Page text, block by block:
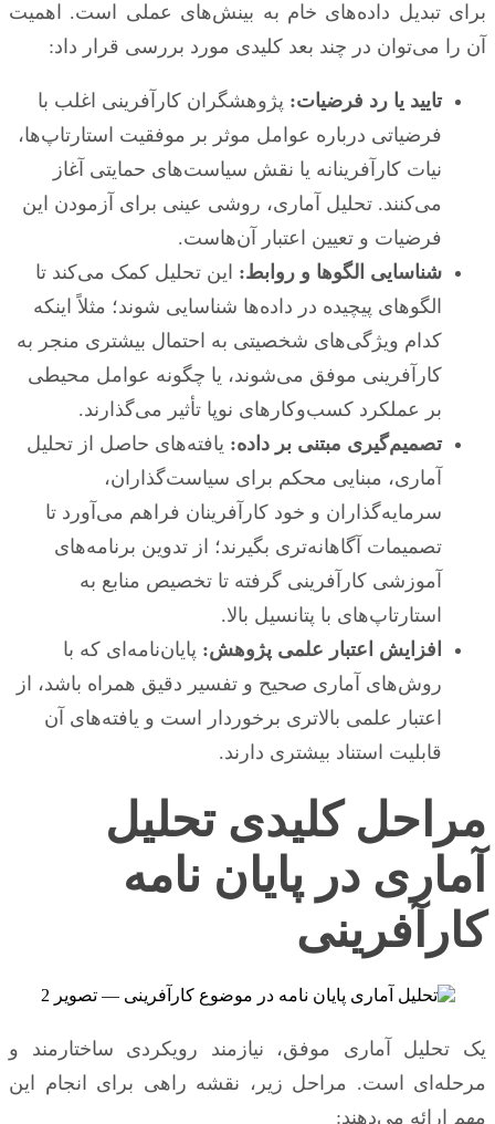
برای تبدیل داده‌های خام به بینش‌های عملی است. اهمیت
آن را می‌توان در چند بعد کلیدی مورد بررسی قرار داد:
تایید یا رد فرضیات: پژوهشگران کارآفرینی اغلب با
فرضیاتی درباره عوامل موثر بر موفقیت استارتاپ‌ها،
نیات کارآفرینانه یا نقش سیاست‌های حمایتی آغاز
می‌کنند. تحلیل آماری، روشی عینی برای آزمودن این
فرضیات و تعیین اعتبار آن‌هاست.
شناسایی الگوها و روابط: این تحلیل کمک می‌کند تا
الگوهای پیچیده در داده‌ها شناسایی شوند؛ مثلاً اینکه
کدام ویژگی‌های شخصیتی به احتمال بیشتری منجر به
کارآفرینی موفق می‌شوند، یا چگونه عوامل محیطی
بر عملکرد کسب‌وکارهای نوپا تأثیر می‌گذارند.
تصمیم‌گیری مبتنی بر داده: یافته‌های حاصل از تحلیل
آماری، مبنایی محکم برای سیاست‌گذاران،
سرمایه‌گذاران و خود کارآفرینان فراهم می‌آورد تا
تصمیمات آگاهانه‌تری بگیرند؛ از تدوین برنامه‌های
آموزشی کارآفرینی گرفته تا تخصیص منابع به
استارتاپ‌های با پتانسیل بالا.
افزایش اعتبار علمی پژوهش: پایان‌نامه‌ای که با
روش‌های آماری صحیح و تفسیر دقیق همراه باشد، از
اعتبار علمی بالاتری برخوردار است و یافته‌های آن
قابلیت استناد بیشتری دارند.
مراحل کلیدی تحلیل
آماری در پایان نامه
کارآفرینی
یک تحلیل آماری موفق، نیازمند رویکردی ساختارمند و
مرحله‌ای است. مراحل زیر، نقشه راهی برای انجام این
مهم ارائه می‌دهند: